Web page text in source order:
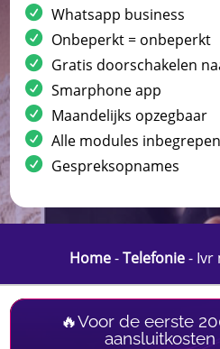
Whatsapp business
Onbeperkt = onbeperkt
Gratis doorschakelen
Smarphone app
Maandelijks opzegbaar
Alle modules inbegrepen
Gespreksopnames
Home-Telefonie- Ivr
🔥Voor de eerste